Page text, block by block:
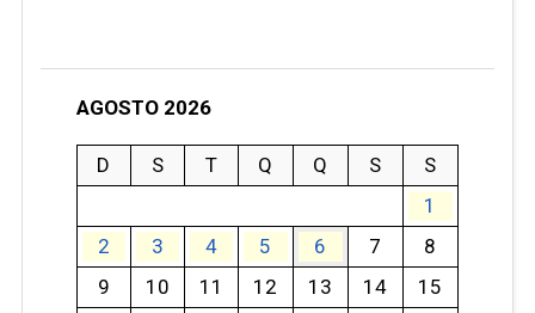
AGOSTO 2026
D S T Q Q S
S
1
2
3 4 5 6 7
8
9
10 11 12 13 14
15